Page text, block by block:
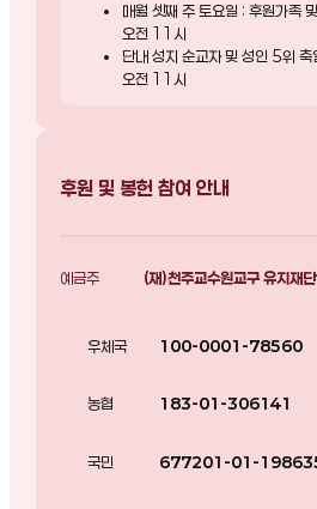
매월 셋째 주 토요일 : 후원가족
오전 11시
단내 성지 순교자 및 성인 5위 축
오전 11시
후원 및 봉헌 참여 안내
예금주 (재)천주교수원교구 유지재단
우체국 100-0001-78560
농협 183-01-306141
국민 677201-01-